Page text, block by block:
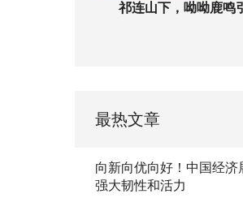
祁连山下，呦呦鹿鸣
最热文章
向新向优向好！中国经济
强大韧性和活力